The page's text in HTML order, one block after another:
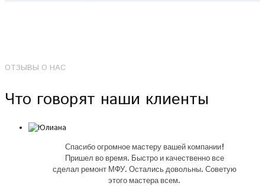
ОТЗЫВЫ О НАС
Что говорят наши клиенты
Спасибо огромное мастеру вашей компании!
Пришел во время. Быстро и качественно все
сделал ремонт МФУ. Остались довольны. Советую
этого мастера всем.